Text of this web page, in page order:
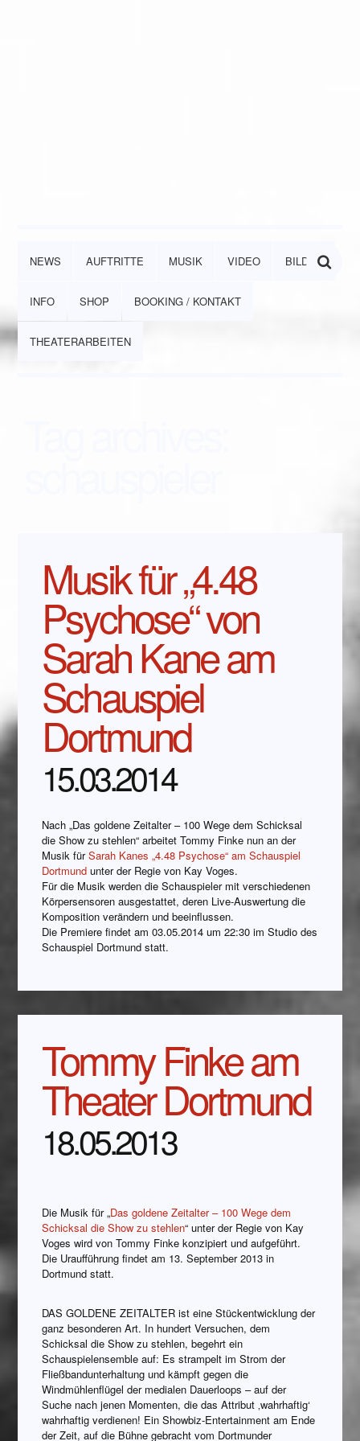
NEWS AUFTRITTE MUSIK VIDEO BILDER
INFO SHOP BOOKING / KONTAKT
THEATERARBEITEN
Musik für „4.48
Psychose“ von
Sarah Kane am
Schauspiel
Dortmund
15.03.2014
Nach „Das goldene Zeitalter – 100 Wege dem Schicksal
die Show zu stehlen“ arbeitet Tommy Finke nun an der
Musik fürSarah Kanes „4.48 Psychose“ am Schauspiel
Dortmund unter der Regie von Kay Voges.
Für die Musik werden die Schauspieler mit verschiedenen
Körpersensoren ausgestattet, deren Live-Auswertung die
Komposition verändern und beeinflussen.
Die Premiere findet am 03.05.2014 um 22:30 im Studio des
Schauspiel Dortmund statt.
Tommy Finke am
Theater Dortmund
18.05.2013
Die Musik für „Das goldene Zeitalter – 100 Wege dem
Schicksal die Show zu stehlen“ unter der Regie von Kay
Voges wird von Tommy Finke konzipiert und aufgeführt.
Die Uraufführung findet am 13. September 2013 in
Dortmund statt.
DAS GOLDENE ZEITALTER ist eine Stückentwicklung der
ganz besonderen Art. In hundert Versuchen, dem
Schicksal die Show zu stehlen, begehrt ein
Schauspielensemble auf: Es strampelt im Strom der
Fließbandunterhaltung und kämpft gegen die
Windmühlenflügel der medialen Dauerloops – auf der
Suche nach jenen Momenten, die das Attribut ‚wahrhaftig‘
wahrhaftig verdienen! Ein Showbiz-Entertainment am Ende
der Zeit, auf die Bühne gebracht vom Dortmunder